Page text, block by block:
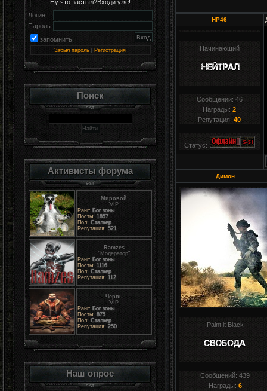
Ну что застыл?Входи уже!
Логин:
Пароль:
запомнить
Забыл пароль Регистрация
Поиск
Активисты форума
Мировой
"VIP"
Ранг: Бог зоны
Посты: 1857
Пол: Сталкер
Репутация: 521
Ramzes
"Модератор"
Ранг: Бог зоны
Посты: 1116
Пол: Сталкер
Репутация: 112
Червь
"VIP"
Ранг: Бог зоны
Посты: 875
Пол: Сталкер
Репутация: 250
Наш опрос
HP46
Начинающий
Сообщений: 46
Награды:2
Репутация:40
Статус:
Димон
Paint it Black
Сообщений:439
Награды: 6